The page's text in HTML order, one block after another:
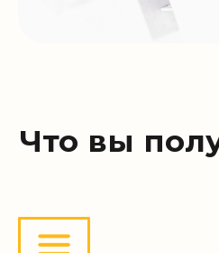
01 Вы оставляете заявку